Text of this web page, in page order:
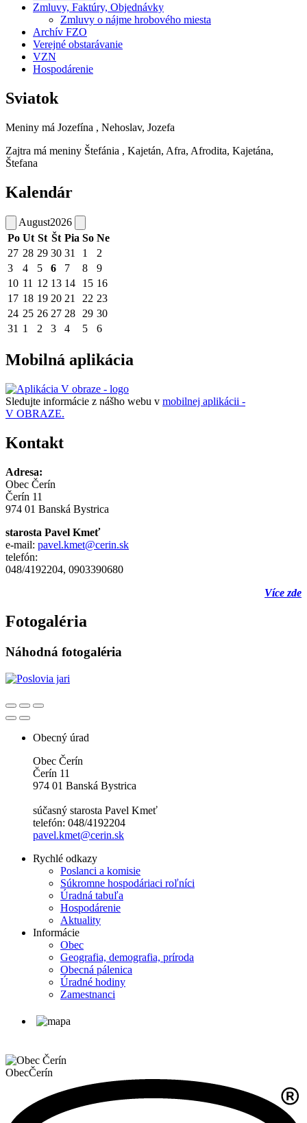
Zmluvy, Faktúry, Objednávky
Zmluvy o nájme hrobového miesta
Archív FZO
Verejné obstarávanie
VZN
Hospodárenie
Sviatok
Meniny má Jozefína , Nehoslav, Jozefa
Zajtra má meniny Štefánia , Kajetán, Afra, Afrodita, Kajetána,
Štefana
Kalendár
August2026
Po Ut St Št Pia So Ne
27 28 29 30 31 1
2
3
4 5 6 7 8
9
10 11 12 13 14 15 16
17 18 19 20 21 22 23
24 25 26 27 28 29 30
31 1 2 3 4 5 6
Mobilná aplikácia
Sledujte informácie z nášho webu v mobilnej aplikácii -
V OBRAZE.
Kontakt
Adresa:
Obec Čerín
Čerín 11
974 01 Banská Bystrica
starosta Pavel Kmeť
e-mail: pavel.kmet@cerin.sk
telefón:
048/4192204, 0903390680
Více zde
Fotogaléria
Náhodná fotogaléria
Obecný úrad
Obec Čerín
Čerín 11
974 01 Banská Bystrica
súčasný starosta Pavel Kmeť
telefón: 048/4192204
pavel.kmet@cerin.sk
Rychlé odkazy
Poslanci a komisie
Súkromne hospodáriaci roľníci
Úradná tabuľa
Hospodárenie
Aktuality
Informácie
Obec
Geografia, demografia, príroda
Obecná pálenica
Úradné hodiny
Zamestnanci
ObecČerín